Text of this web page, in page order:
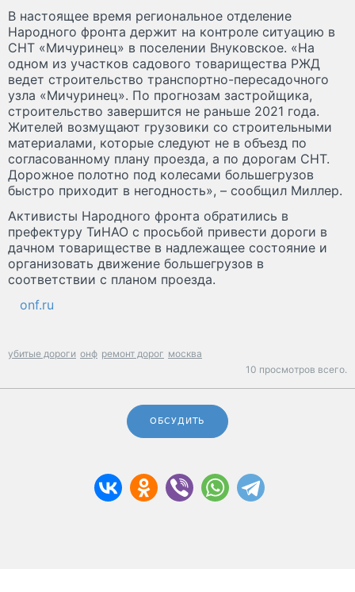
В настоящее время региональное отделение
Народного фронта держит на контроле ситуацию в
СНТ «Мичуринец» в поселении Внуковское. «На
одном из участков садового товарищества РЖД
ведет строительство транспортно-пересадочного
узла «Мичуринец». По прогнозам застройщика,
строительство завершится не раньше 2021 года.
Жителей возмущают грузовики со строительными
материалами, которые следуют не в объезд по
согласованному плану проезда, а по дорогам СНТ.
Дорожное полотно под колесами большегрузов
быстро приходит в негодность», – сообщил Миллер.
Активисты Народного фронта обратились в
префектуру ТиНАО с просьбой привести дороги в
дачном товариществе в надлежащее состояние и
организовать движение большегрузов в
соответствии с планом проезда.
onf.ru
убитые дороги онф ремонт дорог москва
10 просмотров всего.
ОБСУДИТЬ